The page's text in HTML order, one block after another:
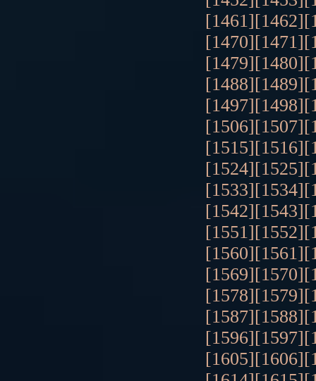
[1461][1462]
[1470][1471]
[1479][1480]
[1488][1489]
[1497][1498]
[1506][1507]
[1515][1516]
[1524][1525]
[1533][1534]
[1542][1543]
[1551][1552]
[1560][1561]
[1569][1570]
[1578][1579]
[1587][1588]
[1596][1597]
[1605][1606]